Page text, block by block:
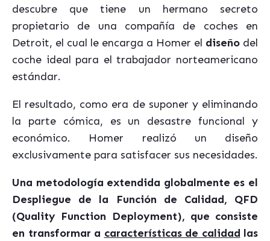
descubre que tiene un hermano secreto
propietario de una compañía de coches en
Detroit, el cual le encarga a Homer el diseño del
coche ideal para el trabajador norteamericano
estándar.
El resultado, como era de suponer y eliminando
la parte cómica, es un desastre funcional y
económico. Homer realizó un diseño
exclusivamente para satisfacer sus necesidades.
Una metodología extendida globalmente es el
Despliegue de la Función de Calidad, QFD
(Quality Function Deployment), que consiste
en transformar a características de calidad las